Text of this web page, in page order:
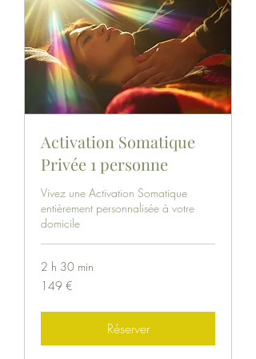
Activation Somatique
Privée 1 personne
Vivez une Activation Somatique
entièrement personnalisée à votre
domicile
2 h 30 min
149
euros
149 €
Réserver